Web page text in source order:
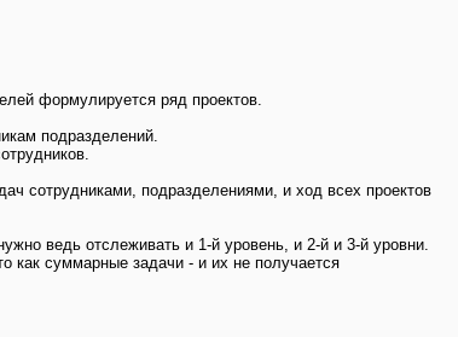
формулируется ряд проектов.
подразделений.
сотрудниками, подразделениями, и ход всех проектов
ведь отслеживать и 1-й уровень, и 2-й и 3-й уровни.
как суммарные задачи - и их не получается